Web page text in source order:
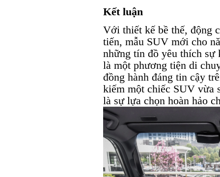
Kết luận
Với thiết kế bề thế, động
tiến, mẫu SUV mới cho
những tín đồ yêu thích sự
là một phương tiện di
đồng hành đáng tin cậy
kiếm một chiếc SUV vừa
là sự lựa chọn hoàn hảo